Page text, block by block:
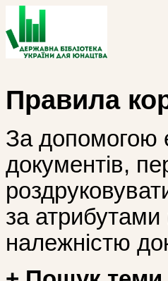
Правила
За допомогою
документів,
за атрибутами
належністю